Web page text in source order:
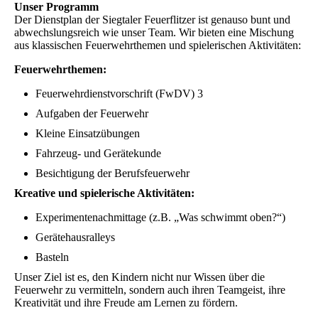
Unser Programm
Der Dienstplan der Siegtaler Feuerflitzer ist genauso bunt und
abwechslungsreich wie unser Team. Wir bieten eine Mischung
aus klassischen Feuerwehrthemen und spielerischen Aktivitäten:
Feuerwehrthemen:
Feuerwehrdienstvorschrift (FwDV) 3
Aufgaben der Feuerwehr
Kleine Einsatzübungen
Fahrzeug- und Gerätekunde
Besichtigung der Berufsfeuerwehr
Kreative und spielerische Aktivitäten:
Experimentenachmittage (z.B. „Was schwimmt oben?“)
Gerätehausralleys
Basteln
Unser Ziel ist es, den Kindern nicht nur Wissen über die
Feuerwehr zu vermitteln, sondern auch ihren Teamgeist, ihre
Kreativität und ihre Freude am Lernen zu fördern.